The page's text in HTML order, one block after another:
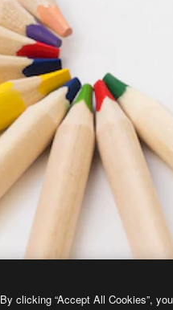
By clicking “Accept All Cookies”,